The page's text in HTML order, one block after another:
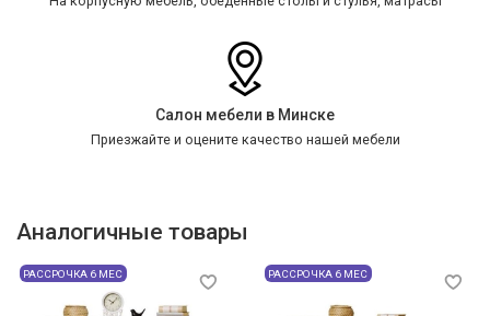
Салон мебели в Минске
Приезжайте и оцените качество нашей мебели
Аналогичные товары
РАССРОЧКА 6 МЕС РАССРОЧКА 6 МЕС